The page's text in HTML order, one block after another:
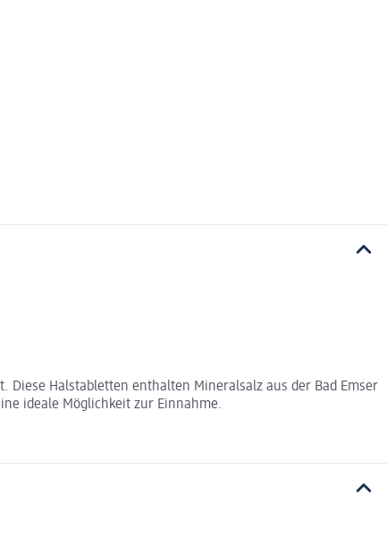
Diese Halstabletten enthalten Mineralsalz aus der Bad Emser
ideale Möglichkeit zur Einnahme.